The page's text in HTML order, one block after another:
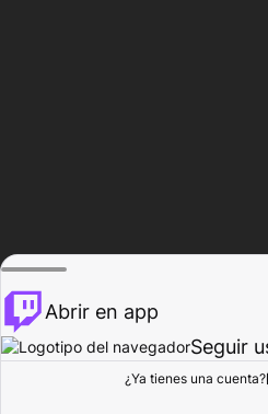
Explorar
Abrir en app
Seguir
¿Ya tienes una cuenta?